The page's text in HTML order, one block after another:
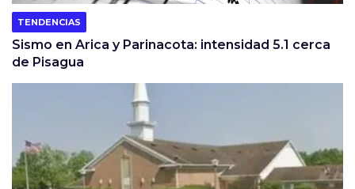
TENDENCIAS
Sismo en Arica y Parinacota: intensidad 5.1 cerca
de Pisagua